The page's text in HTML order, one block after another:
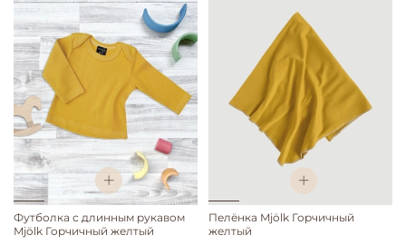
Футболка с длинным рукавом
Mjölk Горчичный желтый
Пелёнка Mjölk Горчичный
желтый